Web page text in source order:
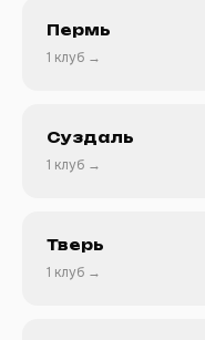
Пермь
1 клуб →
Суздаль
1 клуб →
Тверь
1 клуб →